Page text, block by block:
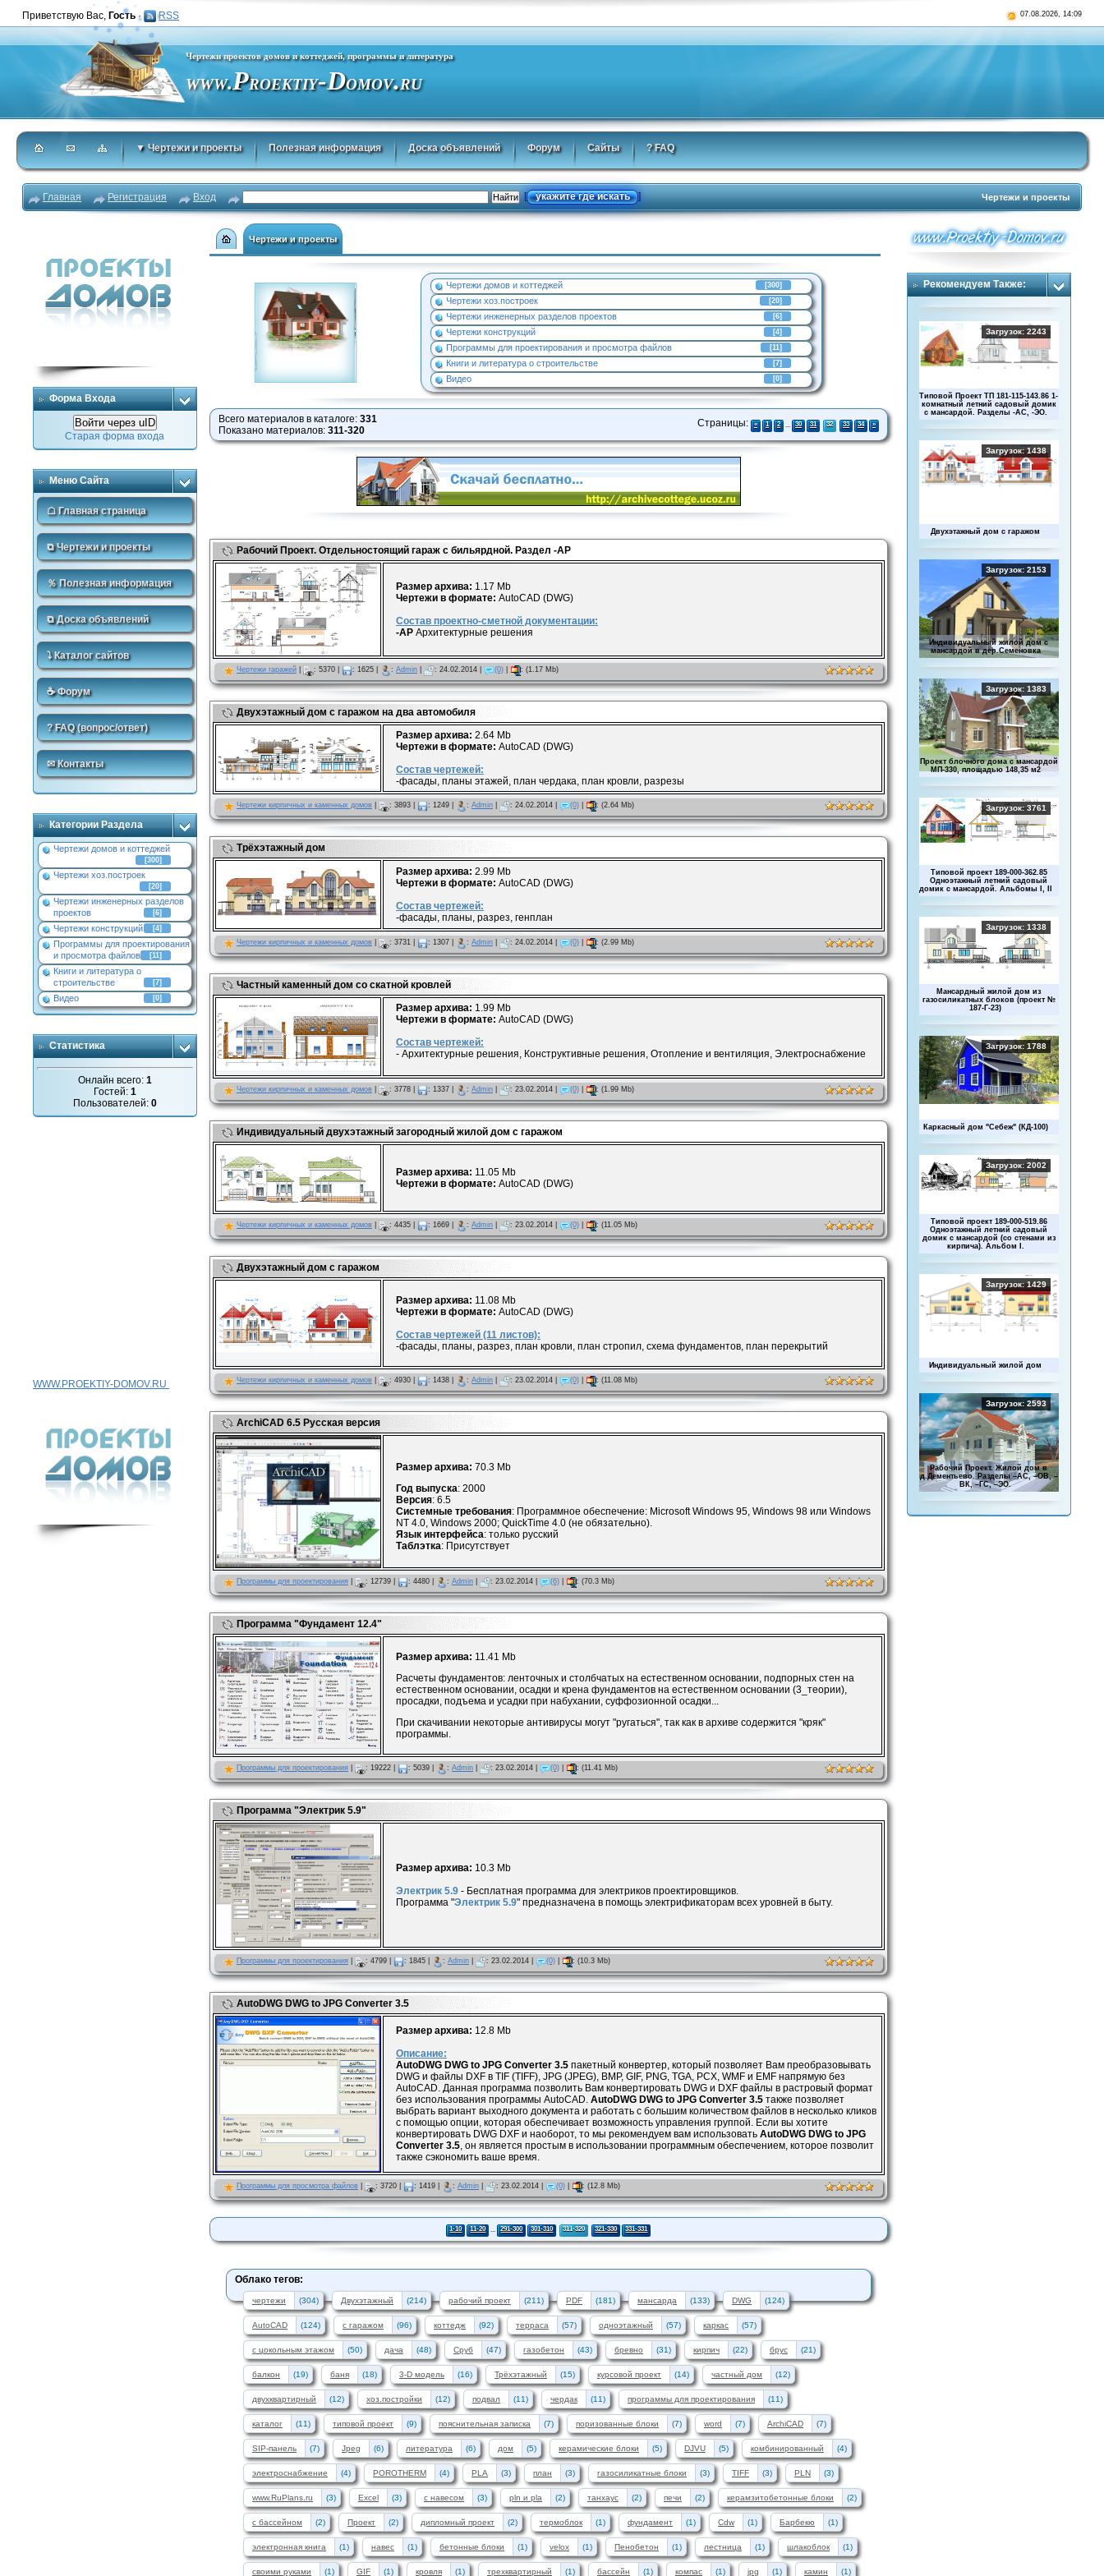
Приветствую Вас, Гость · RSS 07.08.2026, 14:09
Чертежи проектов домов и коттеджей, программы и литература
WWW.PROEKTIY-DOMOV.RU
▼ Чертежи и проекты Полезная информация Доска объявлений Форум Сайты ? FAQ
Главная Регистрация Вход [ укажите где искать ] Чертежи и проекты
Форма Входа
Войти через uID
Старая форма входа
Меню Сайта
☖ Главная страница
⧉ Чертежи и проекты
％ Полезная информация
⧉ Доска объявлений
⤵ Каталог сайтов
☕ Форум
? FAQ (вопрос/ответ)
✉ Контакты
Категории Раздела
Чертежи домов и коттеджей
[300]
Чертежи хоз.построек
[20]
Чертежи инженерных разделов
проектов
[6]
Чертежи конструкций [4]
Программы для проектирования
и просмотра файлов
[11]
Книги и литература о
строительстве
[7]
Видео [0]
Статистика
Онлайн всего: 1
Гостей: 1
Пользователей: 0
WWW.PROEKTIY-DOMOV.RU
Чертежи и проекты
Чертежи домов и коттеджей [300]
Чертежи хоз.построек [20]
Чертежи инженерных разделов проектов [6]
Чертежи конструкций [4]
Программы для проектирования и просмотра файлов [11]
Книги и литература о строительстве [7]
Видео [0]
Всего материалов в каталоге: 331
Показано материалов: 311-320
Страницы: « 1 2 30 31 32 33 34 »
Рабочий Проект. Отдельностоящий гараж с бильярдной. Раздел -АР
Размер архива: 1.17 Mb
Чертежи в формате: AutoCAD (DWG)
Состав проектно-сметной документации:
-АР Архитектурные решения
Чертежи гаражей : 5370 : 1625 : Admin : 24.02.2014 (0) : (1.17 Mb)
Двухэтажный дом с гаражом на два автомобиля
Размер архива: 2.64 Mb
Чертежи в формате: AutoCAD (DWG)
Состав чертежей:
-фасады, планы этажей, план чердака, план кровли, разрезы
Чертежи кирпичных и каменных домов : 3893 : 1249 : Admin : 24.02.2014 (0) : (2.64 Mb)
Трёхэтажный дом
Размер архива: 2.99 Mb
Чертежи в формате: AutoCAD (DWG)
Состав чертежей:
-фасады, планы, разрез, генплан
Чертежи кирпичных и каменных домов : 3731 : 1307 : Admin : 24.02.2014 (0) : (2.99 Mb)
Частный каменный дом со скатной кровлей
Размер архива: 1.99 Mb
Чертежи в формате: AutoCAD (DWG)
Состав чертежей:
- Архитектурные решения, Конструктивные решения, Отопление и вентиляция, Электроснабжение
Чертежи кирпичных и каменных домов : 3778 : 1337 : Admin : 23.02.2014 (0) : (1.99 Mb)
Индивидуальный двухэтажный загородный жилой дом с гаражом
Размер архива: 11.05 Mb
Чертежи в формате: AutoCAD (DWG)
Чертежи кирпичных и каменных домов : 4435 : 1669 : Admin : 23.02.2014 (0) : (11.05 Mb)
Двухэтажный дом с гаражом
Размер архива: 11.08 Mb
Чертежи в формате: AutoCAD (DWG)
Состав чертежей (11 листов):
-фасады, планы, разрез, план кровли, план стропил, схема фундаментов, план перекрытий
Чертежи кирпичных и каменных домов : 4930 : 1438 : Admin : 23.02.2014 (0) : (11.08 Mb)
ArchiCAD 6.5 Русская версия
Размер архива: 70.3 Mb
Год выпуска: 2000
Версия: 6.5
Системные требования: Программное обеспечение: Microsoft Windows 95, Windows 98 или Windows
NT 4.0, Windows 2000; QuickTime 4.0 (не обязательно).
Язык интерфейса: только русский
Таблэтка: Присутствует
Программы для проектирования : 12739 : 4480 : Admin : 23.02.2014 (6) : (70.3 Mb)
Программа "Фундамент 12.4"
Размер архива: 11.41 Mb
Расчеты фундаментов: ленточных и столбчатых на естественном основании, подпорных стен на
естественном основании, осадки и крена фундаментов на естественном основании (3_теории),
просадки, подъема и усадки при набухании, суффозионной осадки...
При скачивании некоторые антивирусы могут "ругаться", так как в архиве содержится "кряк"
программы.
Программы для проектирования : 19222 : 5039 : Admin : 23.02.2014 (0) : (11.41 Mb)
Программа "Электрик 5.9"
Размер архива: 10.3 Mb
Электрик 5.9 - Бесплатная программа для электриков проектировщиков.
Программа "Электрик 5.9" предназначена в помощь электрификаторам всех уровней в быту.
Программы для проектирования : 4799 : 1845 : Admin : 23.02.2014 (0) : (10.3 Mb)
AutoDWG DWG to JPG Converter 3.5
Размер архива: 12.8 Mb
Описание:
AutoDWG DWG to JPG Converter 3.5пакетный конвертер, который позволяет Вам преобразовывать
DWG и файлы DXF в TIF (TIFF), JPG (JPEG), BMP, GIF, PNG, TGA, PCX, WMF и EMF напрямую без
AutoCAD. Данная программа позволить Вам конвертировать DWG и DXF файлы в растровый формат
без использования программы AutoCAD. AutoDWG DWG to JPG Converter 3.5также позволяет
выбрать вариант выходного документа и работать с большим количеством файлов в несколько кликов
с помощью опции, которая обеспечивает возможность управления группой. Если вы хотите
конвертировать DWG DXF и наоборот, то мы рекомендуем вам использовать AutoDWG DWG to JPG
Converter 3.5, он является простым в использовании программным обеспечением, которое позволит
также сэкономить ваше время.
Программы для просмотра файлов : 3720 : 1419 : Admin : 23.02.2014 (0) : (12.8 Mb)
1-10 11-20 291-300 301-310 311-320 321-330 331-331
Облако тегов:
чертежи (304) Двухэтажный (214) рабочий проект (211) PDF (181) мансарда (133) DWG (124)
AutoCAD (124) с гаражом (96) коттедж (92) терраса (57) одноэтажный (57) каркас (57)
с цокольным этажом (50) дача (48) Сруб (47) газобетон (43) бревно (31) кирпич (22) брус (21)
балкон (19) баня (18) 3-D модель (16) Трёхэтажный (15) курсовой проект (14) частный дом (12)
двухквартирный (12) хоз.постройки (12) подвал (11) чердак (11) программы для проектирования (11)
каталог (11) типовой проект (9) пояснительная записка (7) поризованные блоки (7) word (7) ArchiCAD (7)
SIP-панель (7) Jpeg (6) литература (6) дом (5) керамические блоки (5) DJVU (5) комбинированный (4)
электроснабжение (4) POROTHERM (4) PLA (3) план (3) газосиликатные блоки (3) TIFF (3) PLN (3)
www.RuPlans.ru (3) Excel (3) с навесом (3) pln и pla (2) танхаус (2) печи (2) керамзитобетонные блоки (2)
с бассейном (2) Проект (2) дипломный проект (2) термоблок (1) фундамент (1) Cdw (1) Барбекю (1)
электронная книга (1) навес (1) бетонные блоки (1) velox (1) Пенобетон (1) лестница (1) шлакоблок (1)
своими руками (1) GIF (1) кровля (1) трехквартирный (1) бассейн (1) компас (1) jpg (1) камин (1)
Рекомендуем Также:
Типовой Проект ТП 181-115-143.86 1-
комнатный летний садовый домик
с мансардой. Разделы -АС, -ЭО.
Загрузок: 2243
Двухэтажный дом с гаражом
Загрузок: 1438
Индивидуальный жилой дом с
мансардой в дер.Семеновка
Загрузок: 2153
Проект блочного дома с мансардой
МП-330, площадью 148,35 м2
Загрузок: 1383
Типовой проект 189-000-362.85
Одноэтажный летний садовый
домик с мансардой. Альбомы I, II
Загрузок: 3761
Мансардный жилой дом из
газосиликатных блоков (проект №
187-Г-23)
Загрузок: 1338
Каркасный дом "Себеж" (КД-100)
Загрузок: 1788
Типовой проект 189-000-519.86
Одноэтажный летний садовый
домик с мансардой (со стенами из
кирпича). Альбом I.
Загрузок: 2002
Индивидуальный жилой дом
Загрузок: 1429
Рабочий Проект. Жилой дом в
д.Дементьево. Разделы –АС, –ОВ, –
ВК, –ГС, –ЭО.
Загрузок: 2593